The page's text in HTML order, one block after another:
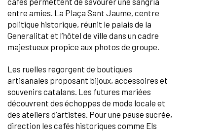
entre amies. La Plaça Sant Jaume, centre
politique historique, réunit le palais de la
Generalitat et l’hôtel de ville dans un cadre
majestueux propice aux photos de groupe.
Les ruelles regorgent de boutiques
artisanales proposant bijoux, accessoires et
souvenirs catalans. Les futures mariées
découvrent des échoppes de mode locale et
des ateliers d’artistes. Pour une pause sucrée,
direction les cafés historiques comme Els